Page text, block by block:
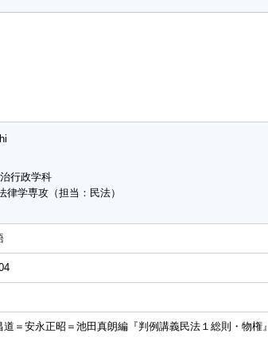
行政学科
学専攻（担当：民法）
道＝安永正昭＝池田真朗編『判例講義民法１総則・物権』